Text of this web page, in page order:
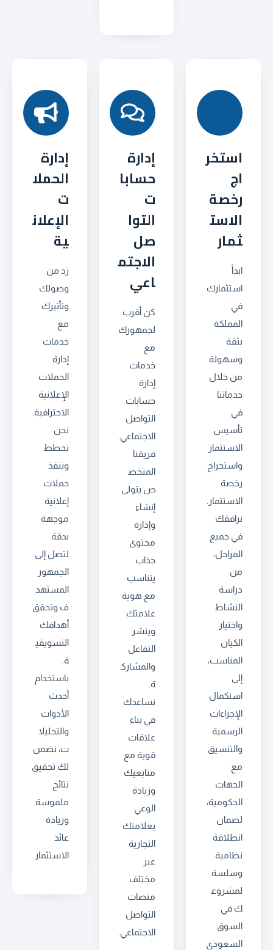
استخر
اج
رخصة
الاست
ثمار
ابدأ
استثمارك
في
المملكة
بثقة
وسهولة
من خلال
خدماتنا
في
تأسيس
الاستثمار
واستخراج
رخصة
الاستثمار.
نرافقك
في جميع
المراحل،
من
دراسة
النشاط
واختيار
الكيان
المناسب،
إلى
استكمال
الإجراءات
الرسمية
والتنسيق
مع
الجهات
الحكومية،
لضمان
انطلاقة
نظامية
وسلسة
لمشروع
ك في
السوق
السعودي
إدارة
حسابا
ت
التوا
صل
الاجتم
اعي
كن أقرب
لجمهورك
مع
خدمات
إدارة
حسابات
التواصل
الاجتماعي.
فريقنا
المتخص
ص يتولى
إنشاء
وإدارة
محتوى
جذاب
يتناسب
مع هوية
علامتك
وينشر
التفاعل
والمشارك
ة.
نساعدك
في بناء
علاقات
قوية مع
متابعيك
وزيادة
الوعي
بعلامتك
التجارية
عبر
مختلف
منصات
التواصل
الاجتماعي.
إدارة
الحملا
ت
الإعلان
ية
زد من
وصولك
وتأثيرك
مع
خدمات
إدارة
الحملات
الإعلانية
الاحترافية.
نحن
نخطط
وننفذ
حملات
إعلانية
موجهة
بدقة
لتصل إلى
الجمهور
المستهد
ف وتحقق
أهدافك
التسويقي
ة.
باستخدام
أحدث
الأدوات
والتحليلا
ت، نضمن
لك تحقيق
نتائج
ملموسة
وزيادة
عائد
الاستثمار.